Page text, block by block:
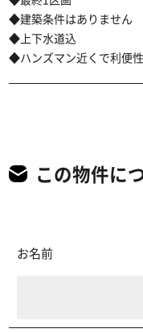
◆建築条件はありません
◆上下水道込
◆ハンズマン近くで利便
この物件に
お名前